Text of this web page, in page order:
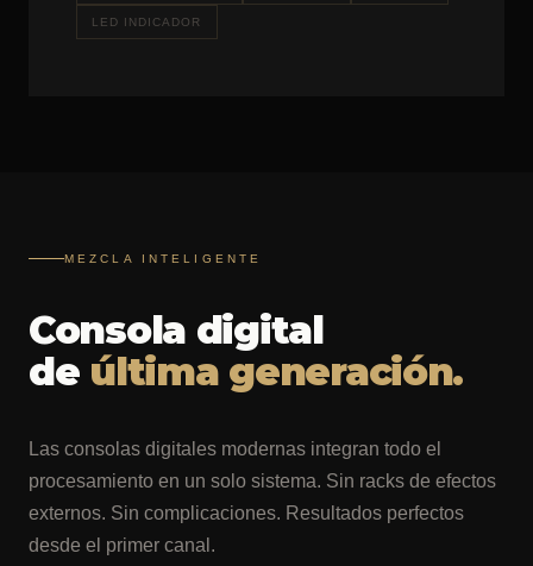
LED INDICADOR
MEZCLA INTELIGENTE
Consola digital
de última generación.
Las consolas digitales modernas integran todo el
procesamiento en un solo sistema. Sin racks de efectos
externos. Sin complicaciones. Resultados perfectos
desde el primer canal.